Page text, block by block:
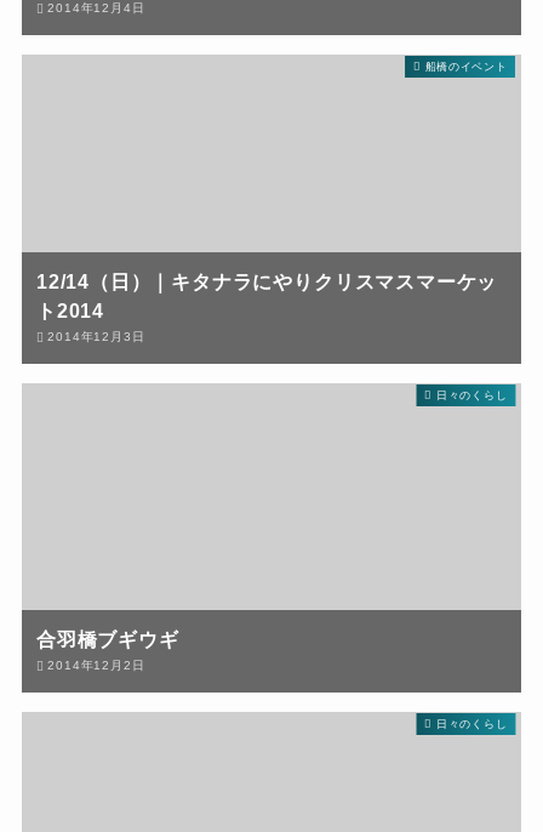
2014年12月4日
船橋のイベント
12/14（日）｜キタナラにやりクリスマスマーケッ
ト2014
2014年12月3日
日々のくらし
合羽橋ブギウギ
2014年12月2日
日々のくらし